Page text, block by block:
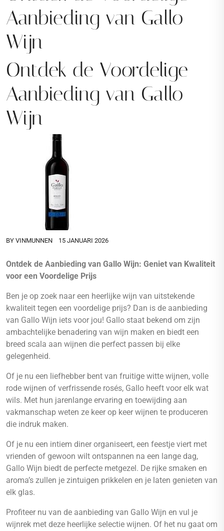
Aanbieding van Gallo
Wijn
Ontdek de Voordelige
Aanbieding van Gallo
Wijn
BY VINMUNNEN 15 JANUARI 2026
Ontdek de Aanbieding van Gallo Wijn: Geniet van Kwaliteit
voor een Voordelige Prijs
Ben je op zoek naar een heerlijke wijn van uitstekende
kwaliteit tegen een voordelige prijs? Dan is de aanbieding
van Gallo Wijn iets voor jou! Gallo staat bekend om zijn
ambachtelijke benadering van wijn maken en biedt een
breed scala aan wijnen die perfect passen bij elke
gelegenheid.
Of je nu een liefhebber bent van fruitige witte wijnen, volle
rode wijnen of verfrissende rosés, Gallo heeft voor elk wat
wils. Met hun jarenlange ervaring en toewijding aan
vakmanschap weten ze keer op keer wijnen te produceren
die indruk maken.
Of je nu een intiem diner organiseert, een feestje viert met
vrienden of gewoon wilt ontspannen na een lange dag,
Gallo Wijn biedt de perfecte metgezel. De rijke smaken en
aroma’s zullen je zintuigen prikkelen en je laten genieten van
elk glas.
Profiteer nu van de aanbieding van Gallo Wijn en vul je
wijnrek met deze heerlijke selectie wijnen. Of het nu gaat om